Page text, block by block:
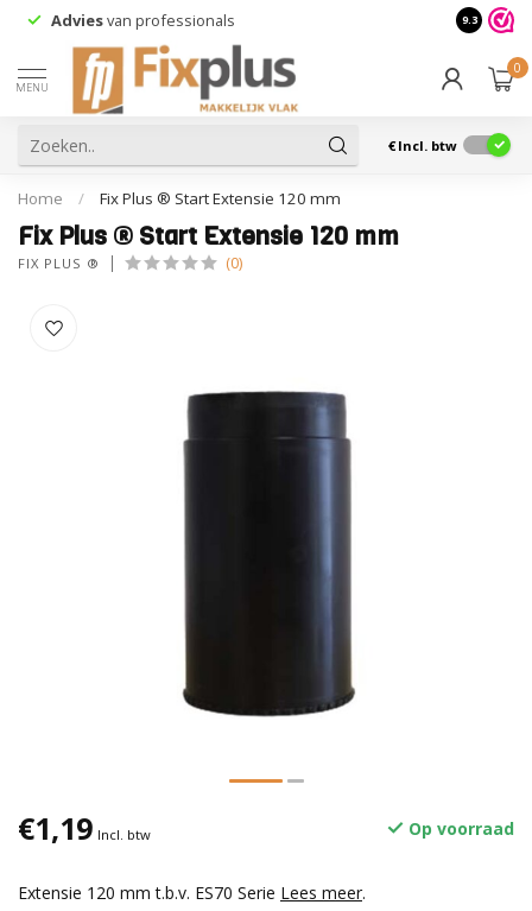
Adviesvan professionals 9.3
MENU
0
€ Incl. btw
Home / Fix Plus ® Start Extensie 120 mm
Fix Plus ® Start Extensie 120 mm
FIX PLUS ® (0)
€1,19 Incl. btw Op voorraad
Extensie 120 mm t.b.v. ES70 Serie Lees meer.